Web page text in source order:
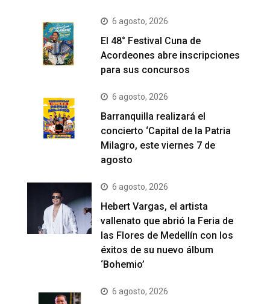
6 agosto, 2026
El 48° Festival Cuna de
Acordeones abre inscripciones
para sus concursos
6 agosto, 2026
Barranquilla realizará el
concierto ‘Capital de la Patria
Milagro, este viernes 7 de
agosto
6 agosto, 2026
Hebert Vargas, el artista
vallenato que abrió la Feria de
las Flores de Medellín con los
éxitos de su nuevo álbum
‘Bohemio’
6 agosto, 2026